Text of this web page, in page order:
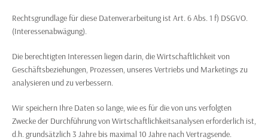
Rechtsgrundlage für diese Datenverarbeitung ist Art. 6 Abs. 1 f) DSGVO.
(Interessenabwägung).
Die berechtigten Interessen liegen darin, die Wirtschaftlichkeit von
Geschäftsbeziehungen, Prozessen, unseres Vertriebs und Marketings zu
analysieren und zu verbessern.
Wir speichern Ihre Daten so lange, wie es für die von uns verfolgten
Zwecke der Durchführung von Wirtschaftlichkeitsanalysen erforderlich ist,
d.h. grundsätzlich 3 Jahre bis maximal 10 Jahre nach Vertragsende.